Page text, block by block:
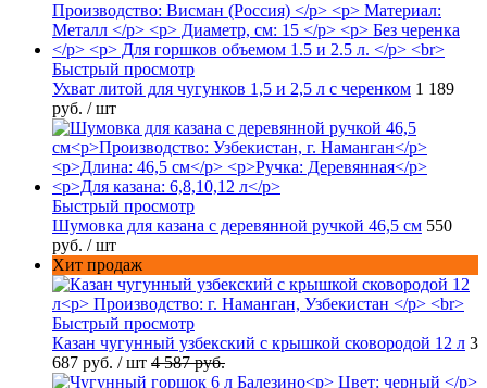
Быстрый просмотр
Ухват литой для чугунков 1,5 и 2,5 л с черенком 1 189
руб. / шт
Быстрый просмотр
Шумовка для казана с деревянной ручкой 46,5 см 550
руб. / шт
Хит продаж
Быстрый просмотр
Казан чугунный узбекский с крышкой сковородой 12 л 3
687 руб. / шт 4 587 руб.